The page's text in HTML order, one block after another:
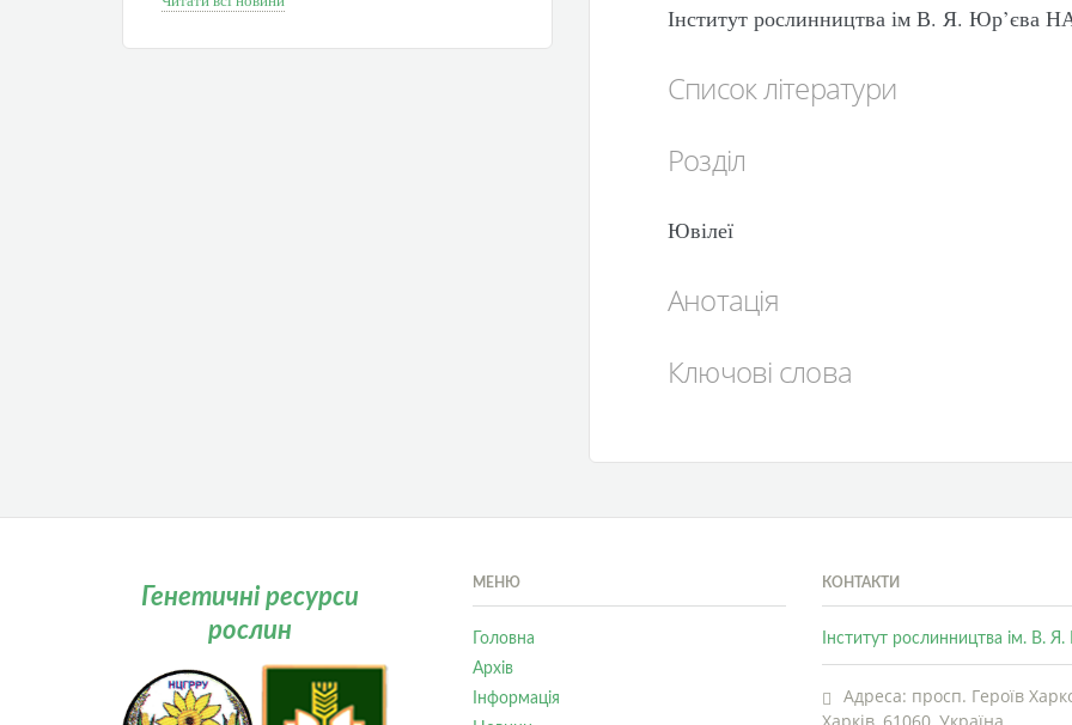
Інститут рослинництва ім В. Я. Юр’єва
Список літератури
Розділ
Ювілеї
Анотація
Ключові слова
Генетичні ресурси
рослин
МЕНЮ
Головна
Архів
Інформація
КОНТАКТИ
Інститут рослинництва ім. В.
Адреса: просп. Героїв